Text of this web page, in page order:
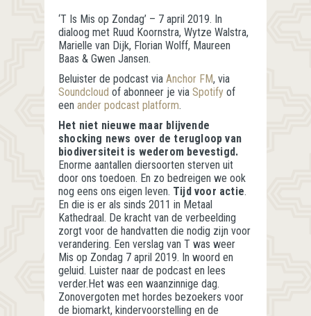
‘T Is Mis op Zondag’ – 7 april 2019. In
dialoog met Ruud Koornstra, Wytze Walstra,
Marielle van Dijk, Florian Wolff, Maureen
Baas & Gwen Jansen.
Beluister de podcast via Anchor FM, via
Soundcloud of abonneer je via Spotify of
een ander podcast platform.
Het niet nieuwe maar blijvende
shocking news over de terugloop van
biodiversiteit is wederom bevestigd.
Enorme aantallen diersoorten sterven uit
door ons toedoen. En zo bedreigen we ook
nog eens ons eigen leven. Tijd voor actie.
En die is er als sinds 2011 in Metaal
Kathedraal. De kracht van de verbeelding
zorgt voor de handvatten die nodig zijn voor
verandering. Een verslag van T was weer
Mis op Zondag 7 april 2019. In woord en
geluid. Luister naar de podcast en lees
verder.Het was een waanzinnige dag.
Zonovergoten met hordes bezoekers voor
de biomarkt, kindervoorstelling en de